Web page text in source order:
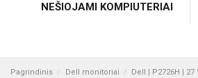
NEŠIOJAMI KOMPIUTERIAI
Pagrindinis Dell monitoriai Dell | P2726H |